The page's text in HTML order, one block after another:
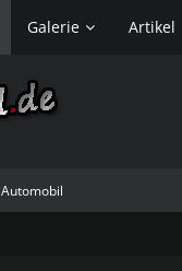
Galerie Artikel
Automobil